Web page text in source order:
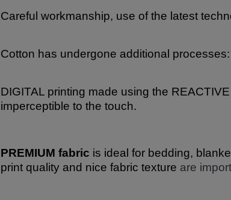
Careful workmanship, use of the latest
Cotton has undergone additional
DIGITAL printing made using the
imperceptible to the touch.
PREMIUM fabric is ideal for bedding,
print quality and nice fabric texture are